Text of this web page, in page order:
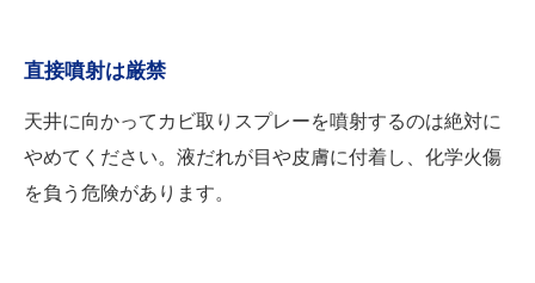
直接噴射は厳禁
天井に向かってカビ取りスプレーを噴射するのは絶対に
やめてください。液だれが目や皮膚に付着し、化学火傷
を負う危険があります。